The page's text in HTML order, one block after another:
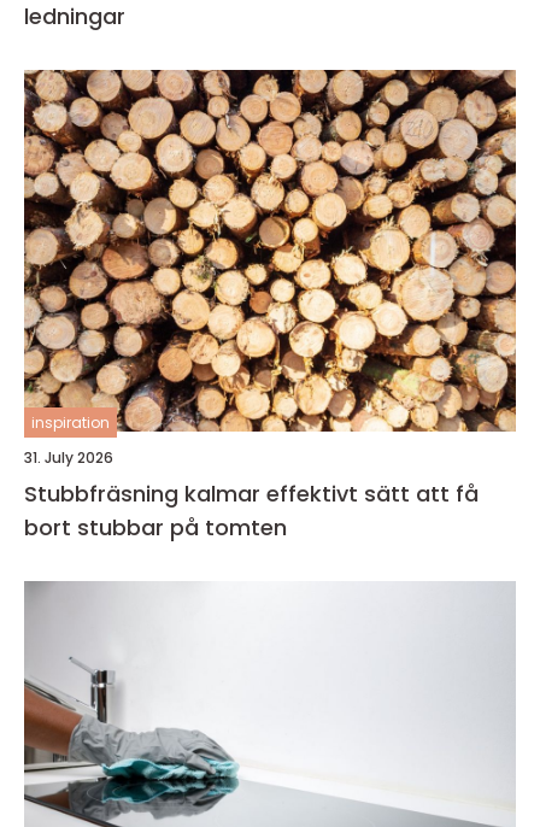
ledningar
inspiration
31. July 2026
Stubbfräsning kalmar effektivt sätt att få
bort stubbar på tomten